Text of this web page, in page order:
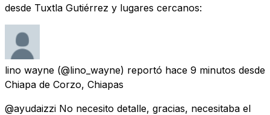
desde Tuxtla Gutiérrez y lugares cercanos:
lino wayne (@lino_wayne) reportó hace 9 minutos desde
Chiapa de Corzo, Chiapas
@ayudaizzi No necesito detalle, gracias, necesitaba el